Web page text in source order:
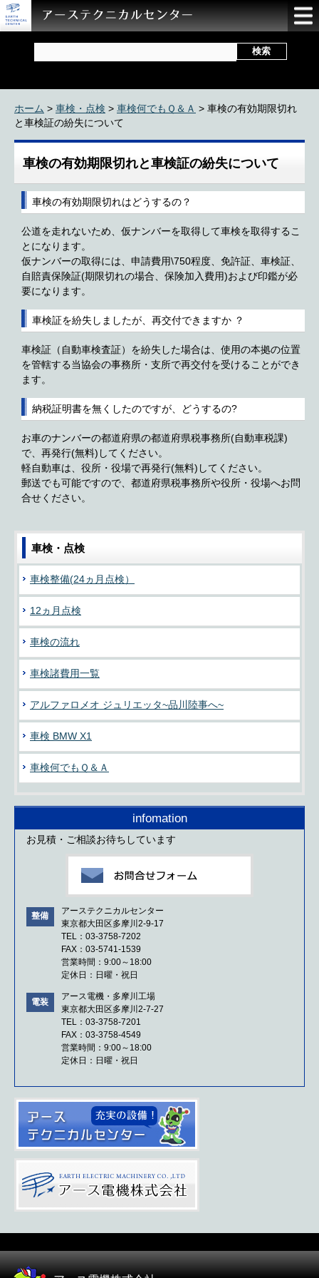
ホーム > 車検・点検 > 車検何でもＱ＆Ａ > 車検の有効期限切れ
と車検証の紛失について
車検の有効期限切れと車検証の紛失について
車検の有効期限切れはどうするの？
公道を走れないため、仮ナンバーを取得して車検を取得するこ
とになります。
仮ナンバーの取得には、申請費用\750程度、免許証、車検証、
自賠責保険証(期限切れの場合、保険加入費用)および印鑑が必
要になります。
車検証を紛失しましたが、再交付できますか ？
車検証（自動車検査証）を紛失した場合は、使用の本拠の位置
を管轄する当協会の事務所・支所で再交付を受けることができ
ます。
納税証明書を無くしたのですが、どうするの?
お車のナンバーの都道府県の都道府県税事務所(自動車税課)
で、再発行(無料)してください。
軽自動車は、役所・役場で再発行(無料)してください。
郵送でも可能ですので、都道府県税事務所や役所・役場へお問
合せください。
車検・点検
車検整備(24ヵ月点検）
12ヵ月点検
車検の流れ
車検諸費用一覧
アルファロメオ ジュリエッタ~品川陸事へ~
車検 BMW X1
車検何でもＱ＆Ａ
infomation
お見積・ご相談お待ちしています
整備
アーステクニカルセンター
東京都大田区多摩川2-9-17
TEL：03-3758-7202
FAX：03-5741-1539
営業時間：9:00～18:00
定休日：日曜・祝日
電装
アース電機・多摩川工場
東京都大田区多摩川2-7-27
TEL：03-3758-7201
FAX：03-3758-4549
営業時間：9:00～18:00
定休日：日曜・祝日